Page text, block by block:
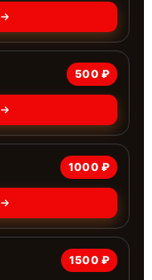
500 ₽
1000 ₽
1500 ₽